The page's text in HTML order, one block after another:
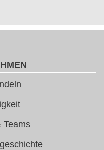
Teams